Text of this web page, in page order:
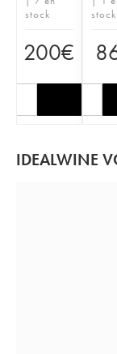
stock
200€
stock
IDEALWINE